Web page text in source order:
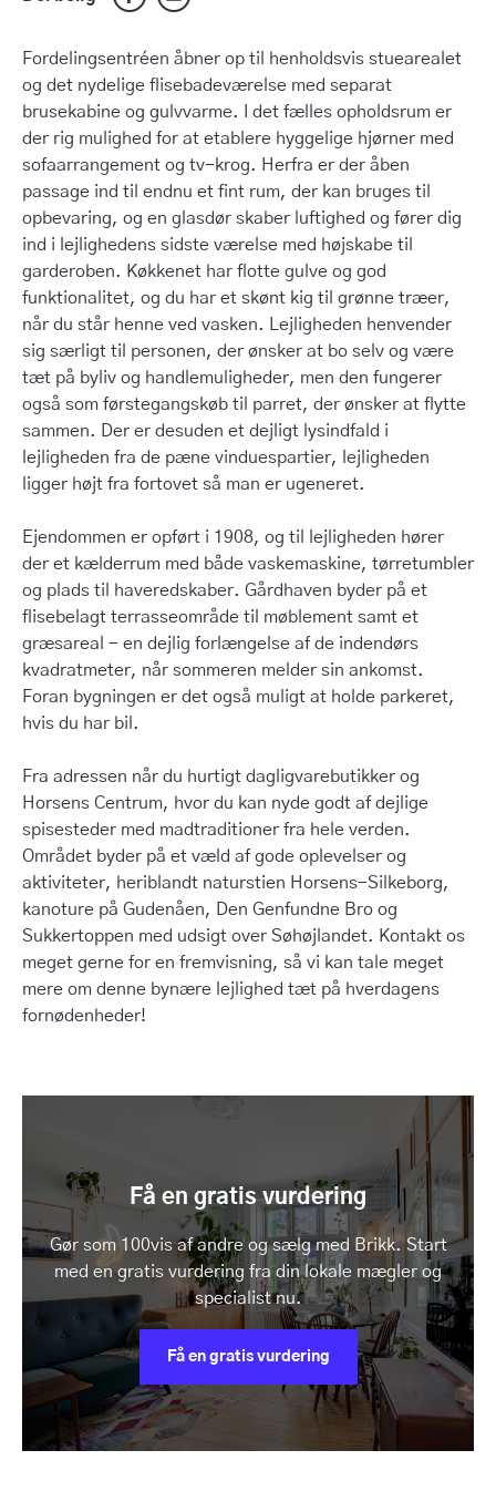
Fordelingsentréen åbner op til henholdsvis stuearealet
og det nydelige flisebadeværelse med separat
brusekabine og gulvvarme. I det fælles opholdsrum er
der rig mulighed for at etablere hyggelige hjørner med
sofaarrangement og tv-krog. Herfra er der åben
passage ind til endnu et fint rum, der kan bruges til
opbevaring, og en glasdør skaber luftighed og fører dig
ind i lejlighedens sidste værelse med højskabe til
garderoben. Køkkenet har flotte gulve og god
funktionalitet, og du har et skønt kig til grønne træer,
når du står henne ved vasken. Lejligheden henvender
sig særligt til personen, der ønsker at bo selv og være
tæt på byliv og handlemuligheder, men den fungerer
også som førstegangskøb til parret, der ønsker at flytte
sammen. Der er desuden et dejligt lysindfald i
lejligheden fra de pæne vinduespartier, lejligheden
ligger højt fra fortovet så man er ugeneret.
Ejendommen er opført i 1908, og til lejligheden hører
der et kælderrum med både vaskemaskine, tørretumbler
og plads til haveredskaber. Gårdhaven byder på et
flisebelagt terrasseområde til møblement samt et
græsareal - en dejlig forlængelse af de indendørs
kvadratmeter, når sommeren melder sin ankomst.
Foran bygningen er det også muligt at holde parkeret,
hvis du har bil.
Fra adressen når du hurtigt dagligvarebutikker og
Horsens Centrum, hvor du kan nyde godt af dejlige
spisesteder med madtraditioner fra hele verden.
Området byder på et væld af gode oplevelser og
aktiviteter, heriblandt naturstien Horsens-Silkeborg,
kanoture på Gudenåen, Den Genfundne Bro og
Sukkertoppen med udsigt over Søhøjlandet. Kontakt os
meget gerne for en fremvisning, så vi kan tale meget
mere om denne bynære lejlighed tæt på hverdagens
fornødenheder!
Få en gratis vurdering
Gør som 100vis af andre og sælg med Brikk. Start
med en gratis vurdering fra din lokale mægler og
specialist nu.
Få en gratis vurdering